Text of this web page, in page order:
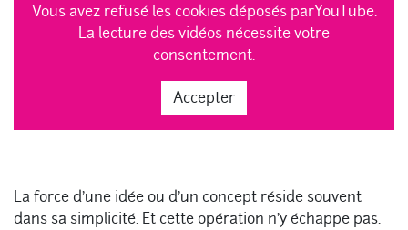
Vous avez refusé les cookies déposés parYouTube.
La lecture des vidéos nécessite votre
consentement.
Accepter
La force d’une idée ou d’un concept réside souvent
dans sa simplicité. Et cette opération n’y échappe pas.